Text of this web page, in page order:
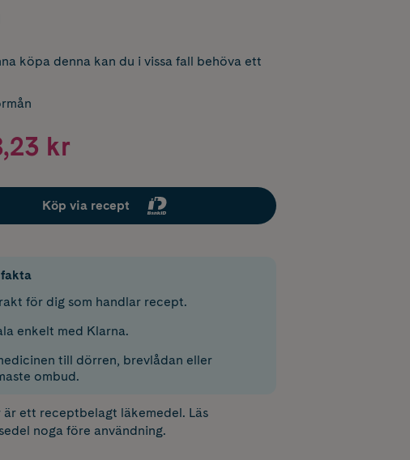
köpa denna kan du i vissa fall behöva ett
kr
Köp via recept
för dig som handlar recept.
enkelt med Klarna.
till dörren, brevlådan eller
ombud.
är ett receptbelagt läkemedel. Läs
noga före användning.